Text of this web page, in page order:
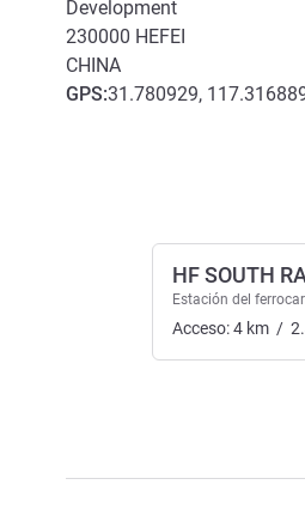
Development
230000 HEFEI
CHINA
GPS:31.780929,
HF SOUTH
Estación del
Acceso:4 km /